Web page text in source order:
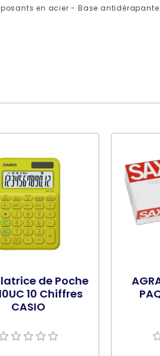
en acier - Base
de Poche
10 Chiffres
CASIO